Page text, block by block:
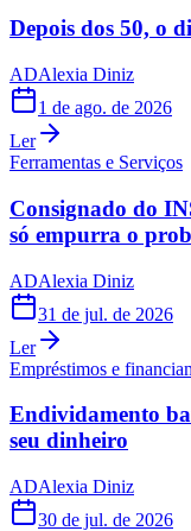
Depois dos 50, o
ADAlexia Diniz
1 de ago. de 2026
Ler
Ferramentas e Serviços
Consignado do
só empurra o
ADAlexia Diniz
31 de jul. de 2026
Ler
Empréstimos e
Endividamento
seu dinheiro
ADAlexia Diniz
30 de jul. de 2026